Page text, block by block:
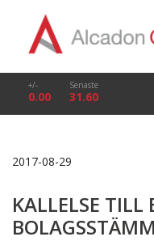
+/-
0.00
Senaste
31.60
2017-08-29
KALLELSE TILL